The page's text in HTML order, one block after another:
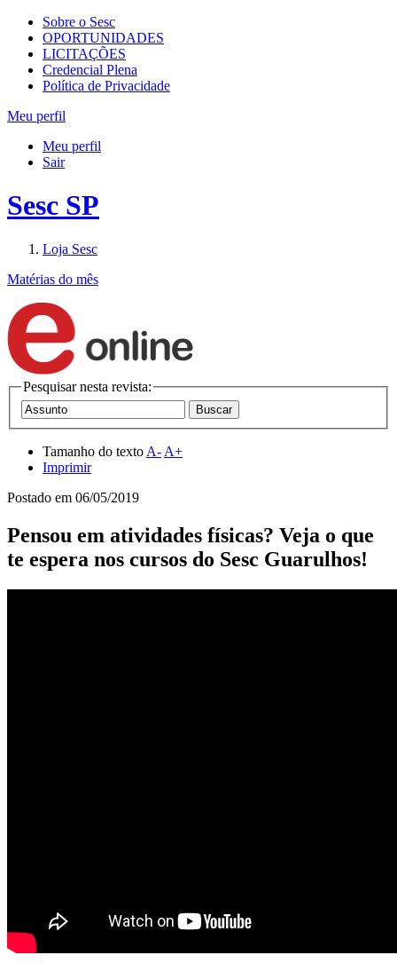
Sobre o Sesc
OPORTUNIDADES
LICITAÇÕES
Credencial Plena
Política de Privacidade
Meu perfil
Meu perfil
Sair
Sesc SP
Loja Sesc
Matérias do mês
Pesquisar nesta revista:
Tamanho do texto A- A+
Imprimir
Postado em 06/05/2019
Pensou em atividades físicas? Veja o que
te espera nos cursos do Sesc Guarulhos!